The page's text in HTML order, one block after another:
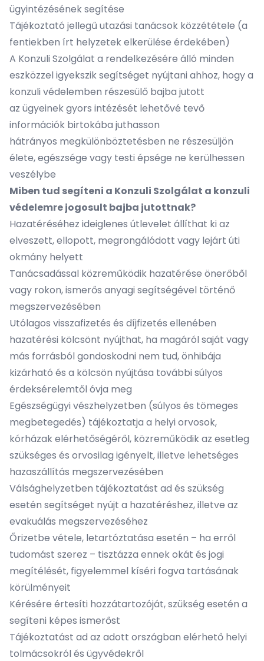
ügyintézésének segítése
Tájékoztató jellegű utazási tanácsok közzététele (a
fentiekben írt helyzetek elkerülése érdekében)
A Konzuli Szolgálat a rendelkezésére álló minden
eszközzel igyekszik segítséget nyújtani ahhoz, hogy a
konzuli védelemben részesülő bajba jutott
az ügyeinek gyors intézését lehetővé tevő
információk birtokába juthasson
hátrányos megkülönböztetésben ne részesüljön
élete, egészsége vagy testi épsége ne kerülhessen
veszélybe
Miben tud segíteni a Konzuli Szolgálat a konzuli
védelemre jogosult bajba jutottnak?
Hazatéréséhez ideiglenes útlevelet állíthat ki az
elveszett, ellopott, megrongálódott vagy lejárt úti
okmány helyett
Tanácsadással közreműködik hazatérése önerőből
vagy rokon, ismerős anyagi segítségével történő
megszervezésében
Utólagos visszafizetés és díjfizetés ellenében
hazatérési kölcsönt nyújthat, ha magáról saját vagy
más forrásból gondoskodni nem tud, önhibája
kizárható és a kölcsön nyújtása további súlyos
érdeksérelemtől óvja meg
Egészségügyi vészhelyzetben (súlyos és tömeges
megbetegedés) tájékoztatja a helyi orvosok,
kórházak elérhetőségéről, közreműködik az esetleg
szükséges és orvosilag igényelt, illetve lehetséges
hazaszállítás megszervezésében
Válsághelyzetben tájékoztatást ad és szükség
esetén segítséget nyújt a hazatéréshez, illetve az
evakuálás megszervezéséhez
Őrizetbe vétele, letartóztatása esetén – ha erről
tudomást szerez – tisztázza ennek okát és jogi
megítélését, figyelemmel kíséri fogva tartásának
körülményeit
Kérésére értesíti hozzátartozóját, szükség esetén a
segíteni képes ismerőst
Tájékoztatást ad az adott országban elérhető helyi
tolmácsokról és ügyvédekről